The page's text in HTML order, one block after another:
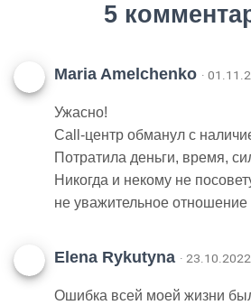
5
Maria Amelchenko ·
Ужасно!
Call-центр обманул с
Потратила деньги, время,
Никогда и некому не
не уважительное отношение
Elena Rykutyna ·
Ошибка всей моей жизни